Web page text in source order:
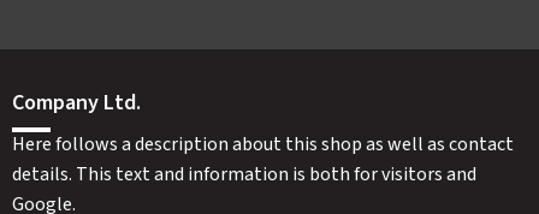
Company Ltd.
Here follows a description about this shop as well as contact
details. This text and information is both for visitors and
Google.